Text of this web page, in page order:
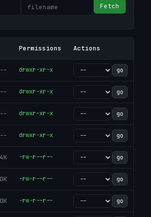
Fetch
Permissions Actions
-- drwxr-xr-x go
-- drwxr-xr-x go
-- drwxr-xr-x go
-- drwxr-xr-x go
-rw-r--r-- go
0K -rw-r--r-- go
0K -rw-r--r-- go